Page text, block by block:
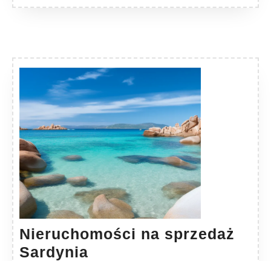
Nieruchomości na sprzedaż
Sardynia